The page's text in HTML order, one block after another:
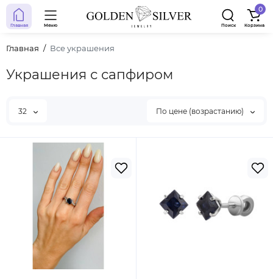
Главная Меню Поиск
0
Корзина
Главная Все украшения
Украшения с сапфиром
32 По цене (возрастанию)